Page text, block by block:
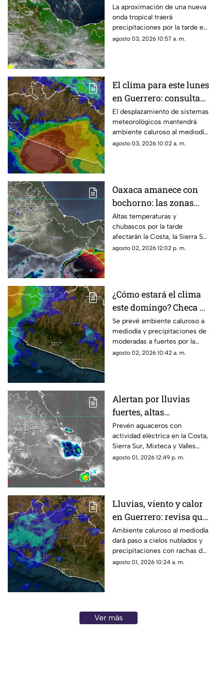
inicio de semana en
Oaxaca
La aproximación de una nueva
onda tropical traerá
precipitaciones por la tarde en
algunas zonas del estado.
agosto 03, 2026 10:57 a. m.
El clima para este lunes
en Guerrero: consulta
aquí el reporte de hoy
El desplazamiento de sistemas
meteorológicos mantendrá
ambiente caluroso al mediodía
y precipitaciones por la tarde.
agosto 03, 2026 10:02 a. m.
Oaxaca amanece con
bochorno: las zonas
que esperan lluvias y
calor
Altas temperaturas y
chubascos por la tarde
afectarán la Costa, la Sierra Sur
e Istmo durante la jornada.
agosto 02, 2026 12:02 p. m.
¿Cómo estará el clima
este domingo? Checa el
pronóstico para
Guerrero
Se prevé ambiente caluroso a
mediodía y precipitaciones de
moderadas a fuertes por la
tarde, acompañadas por
agosto 02, 2026 10:42 a. m.
Alertan por lluvias
fuertes, altas
temperaturas y oleaje
en Oaxaca
Prevén aguaceros con
actividad eléctrica en la Costa,
Sierra Sur, Mixteca y Valles
Centrales, además de mar
agosto 01, 2026 12:49 p. m.
Lluvias, viento y calor
en Guerrero: revisa qué
regiones se afectan
Ambiente caluroso al mediodía
dará paso a cielos nublados y
precipitaciones con rachas de
viento en diversas regiones del
agosto 01, 2026 10:24 a. m.
Ver más